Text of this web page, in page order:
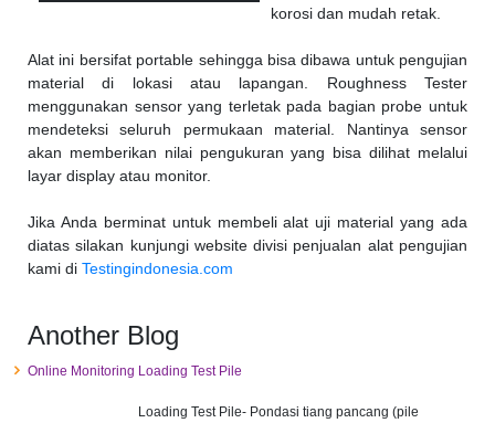
korosi dan mudah retak.
Alat ini bersifat portable sehingga bisa dibawa untuk pengujian
material di lokasi atau lapangan. Roughness Tester
menggunakan sensor yang terletak pada bagian probe untuk
mendeteksi seluruh permukaan material. Nantinya sensor
akan memberikan nilai pengukuran yang bisa dilihat melalui
layar display atau monitor.
Jika Anda berminat untuk membeli alat uji material yang ada
diatas silakan kunjungi website divisi penjualan alat pengujian
kami di Testingindonesia.com
Another Blog
Online Monitoring Loading Test Pile
Loading Test Pile- Pondasi tiang pancang (pile